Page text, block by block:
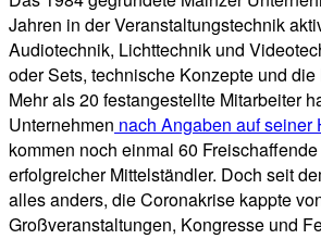
Jahren in der Veranstaltungstechnik
Audiotechnik, Lichttechnik und
oder Sets, technische Konzepte und
Mehr als 20 festangestellte Mitarbeiter
Unternehmen nach Angaben auf seiner
kommen noch einmal 60
erfolgreicher Mittelständler. Doch seit
alles anders, die Coronakrise kappte
Großveranstaltungen, Kongresse und